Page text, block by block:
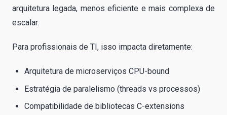
arquitetura legada, menos eficiente e mais complexa de
escalar.
Para profissionais de TI, isso impacta diretamente:
Arquitetura de microserviços CPU-bound
Estratégia de paralelismo (threads vs processos)
Compatibilidade de bibliotecas C-extensions